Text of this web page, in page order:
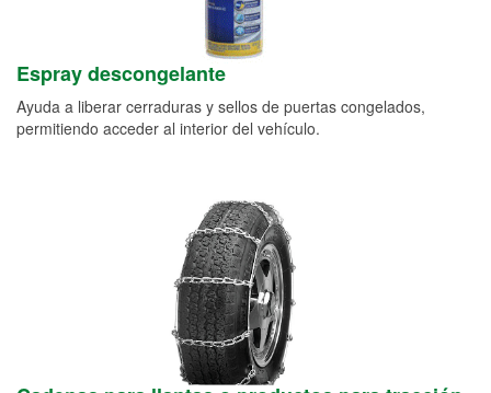
Espray descongelante
Ayuda a liberar cerraduras y sellos de puertas congelados,
permitiendo acceder al interior del vehículo.